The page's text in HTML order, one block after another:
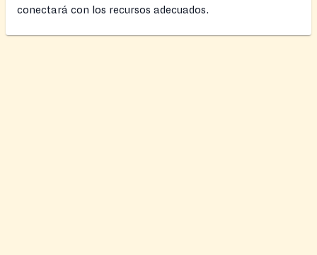
conectará con los recursos adecuados.